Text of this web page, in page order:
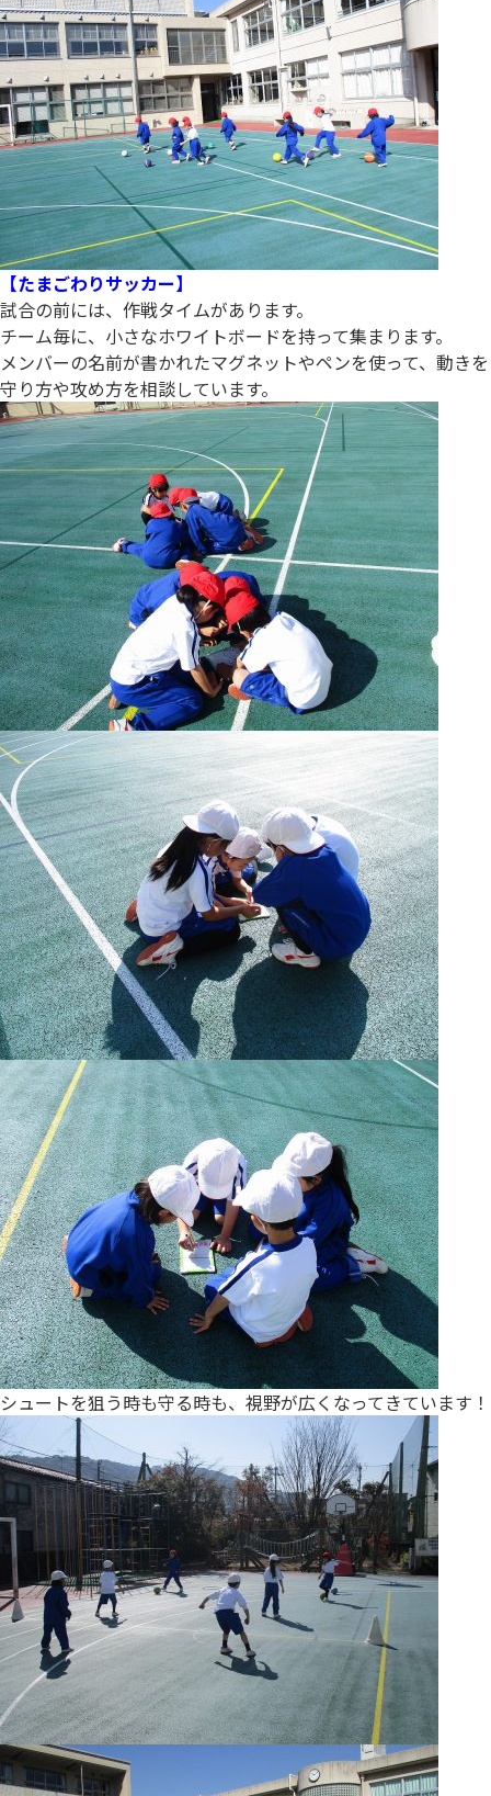
【たまごわりサッカー】
試合の前には、作戦タイムがあります。
チーム毎に、小さなホワイトボードを持って集まります。
メンバーの名前が書かれたマグネットやペンを使って、動きを
守り方や攻め方を相談しています。
シュートを狙う時も守る時も、視野が広くなってきています！